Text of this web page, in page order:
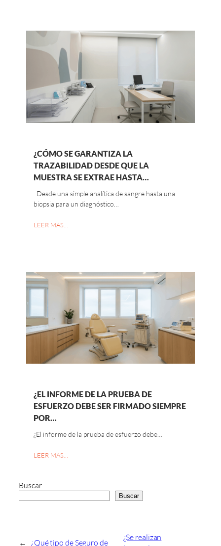
¿CÓMO SE GARANTIZA LA
TRAZABILIDAD DESDE QUE LA
MUESTRA SE EXTRAE HASTA…
Desde una simple analítica de sangre hasta una
biopsia para un diagnóstico…
LEER MAS…
¿EL INFORME DE LA PRUEBA DE
ESFUERZO DEBE SER FIRMADO SIEMPRE
POR…
¿El informe de la prueba de esfuerzo debe…
LEER MAS…
Buscar
Buscar
← ¿Qué tipo de Seguro de
¿Se realizan